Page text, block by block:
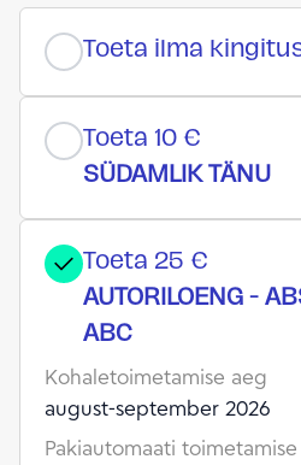
Toeta ilma
Toeta 10 €
SÜDAMLIK TÄNU
Toeta 25 €
AUTORILOENG -
ABC
Kohaletoimetamise aeg
august-september 2026
Pakiautomaati